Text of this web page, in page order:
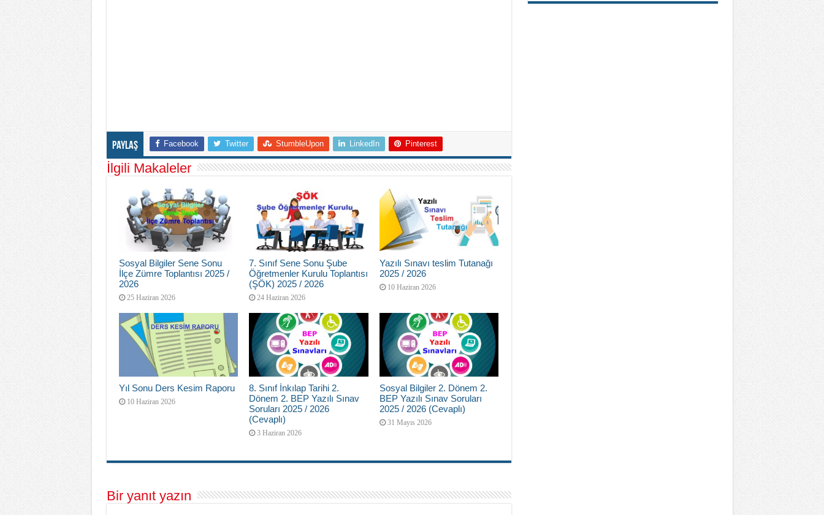
Paylaş Facebook Twitter StumbleUpon LinkedIn Pinterest
İlgili Makaleler
Sosyal Bilgiler Sene Sonu
İlçe Zümre Toplantısı 2025 /
2026
25 Haziran 2026
7. Sınıf Sene Sonu Şube
Öğretmenler Kurulu Toplantısı
(ŞÖK) 2025 / 2026
24 Haziran 2026
Yazılı Sınavı teslim Tutanağı
2025 / 2026
10 Haziran 2026
Yıl Sonu Ders Kesim Raporu
10 Haziran 2026
8. Sınıf İnkılap Tarihi 2.
Dönem 2. BEP Yazılı Sınav
Soruları 2025 / 2026
(Cevaplı)
3 Haziran 2026
Sosyal Bilgiler 2. Dönem 2.
BEP Yazılı Sınav Soruları
2025 / 2026 (Cevaplı)
31 Mayıs 2026
Bir yanıt yazın